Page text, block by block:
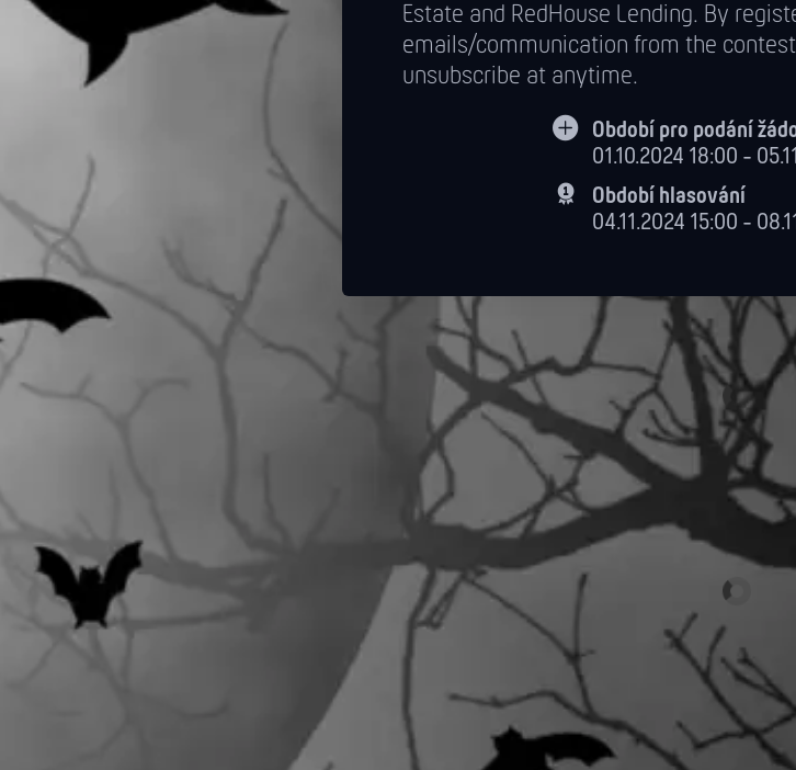
Estate and RedHouse Lending. By
emails/communication from the contest
unsubscribe at anytime.
Období pro podání
01.10.2024 18:00 -
Období hlasování
04.11.2024 15:00 -